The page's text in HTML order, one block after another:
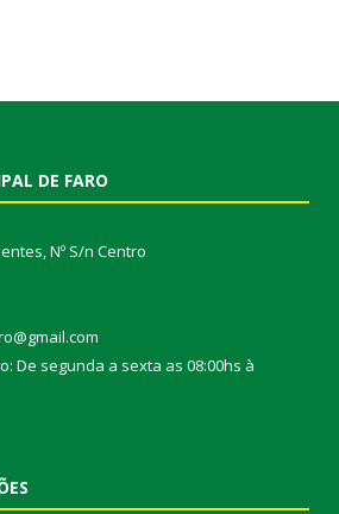
DE FARO
Nº S/n Centro
De segunda a sexta as 08:00hs à